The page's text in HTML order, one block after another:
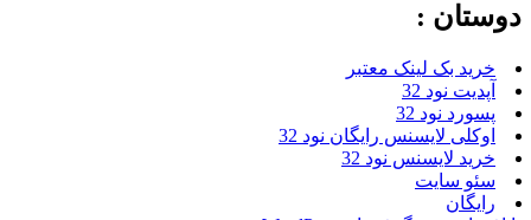
دوستان :
خرید بک لینک معتبر
آپدیت نود 32
پسورد نود 32
اوکلی لایسنس رایگان نود 32
خرید لایسنس نود 32
سئو سایت
رایگان